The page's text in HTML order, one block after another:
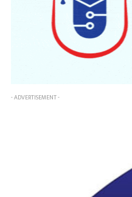
- ADVERTISEMENT -